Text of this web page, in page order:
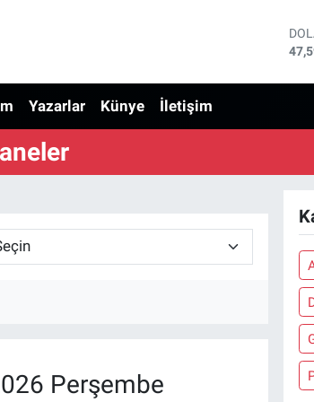
Yazarlar Künye İletişim
Perşembe